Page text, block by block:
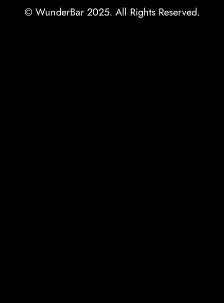
© WunderBar 2025. All Rights Reserved.